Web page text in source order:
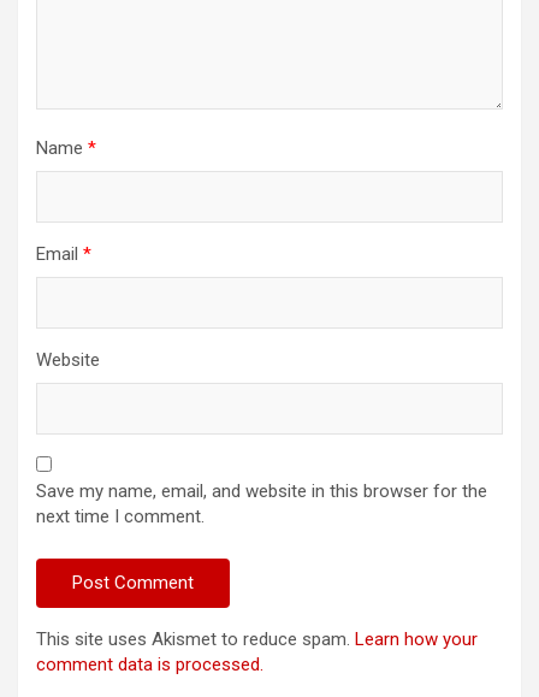
Name *
Email *
Website
Save my name, email, and website in this browser for the
next time I comment.
This site uses Akismet to reduce spam. Learn how your
comment data is processed.